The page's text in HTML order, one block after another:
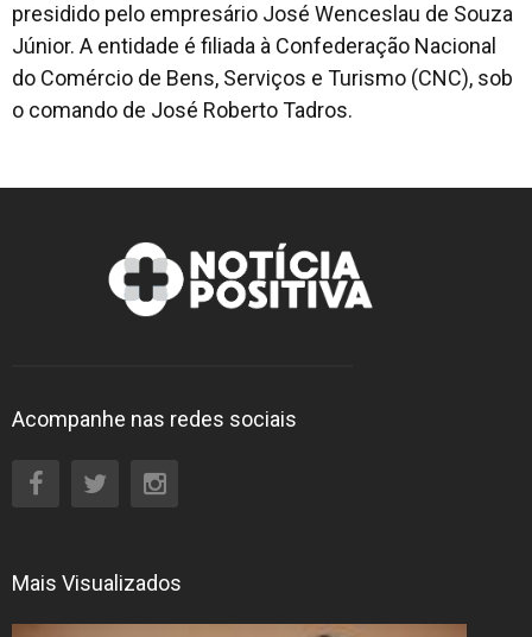
presidido pelo empresário José Wenceslau de Souza
Júnior. A entidade é filiada à Confederação Nacional
do Comércio de Bens, Serviços e Turismo (CNC), sob
o comando de José Roberto Tadros.
Acompanhe nas redes sociais
Mais Visualizados